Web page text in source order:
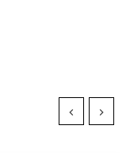
PreviousNext